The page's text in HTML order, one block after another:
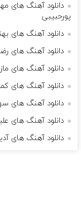
دانلود آهنگ های
پورحبیبی
دانلود آهنگ های
دانلود آهنگ های
دانلود آهنگ های
دانلود آهنگ های
دانلود آهنگ های
دانلود آهنگ های
دانلود آهنگ های